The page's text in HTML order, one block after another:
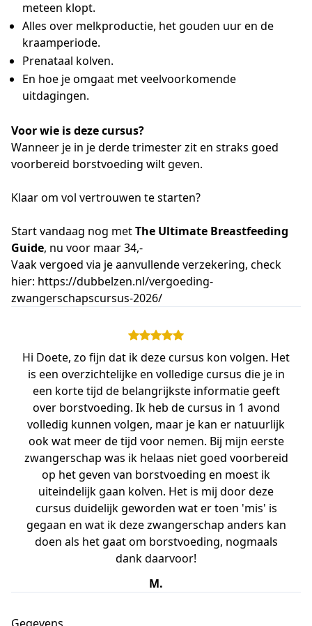
meteen klopt.
Alles over melkproductie, het gouden uur en de
kraamperiode.
Prenataal kolven.
En hoe je omgaat met veelvoorkomende
uitdagingen.
Voor wie is deze cursus?
Wanneer je in je derde trimester zit en straks goed
voorbereid borstvoeding wilt geven.
Klaar om vol vertrouwen te starten?
Start vandaag nog metThe Ultimate Breastfeeding
Guide, nu voor maar 34,-
Vaak vergoed via je aanvullende verzekering, check
hier: https://dubbelzen.nl/vergoeding-
zwangerschapscursus-2026/
Hi Doete, zo fijn dat ik deze cursus kon volgen. Het
is een overzichtelijke en volledige cursus die je in
een korte tijd de belangrijkste informatie geeft
over borstvoeding. Ik heb de cursus in 1 avond
volledig kunnen volgen, maar je kan er natuurlijk
ook wat meer de tijd voor nemen. Bij mijn eerste
zwangerschap was ik helaas niet goed voorbereid
op het geven van borstvoeding en moest ik
uiteindelijk gaan kolven. Het is mij door deze
cursus duidelijk geworden wat er toen 'mis' is
gegaan en wat ik deze zwangerschap anders kan
doen als het gaat om borstvoeding, nogmaals
dank daarvoor!
M.